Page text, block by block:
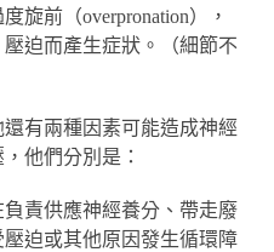
旋前（overpronation），
迫而產生症狀。（細節不
有兩種因素可能造成神經
他們分別是：
責供應神經養分、帶走廢
迫或其他原因發生循環障